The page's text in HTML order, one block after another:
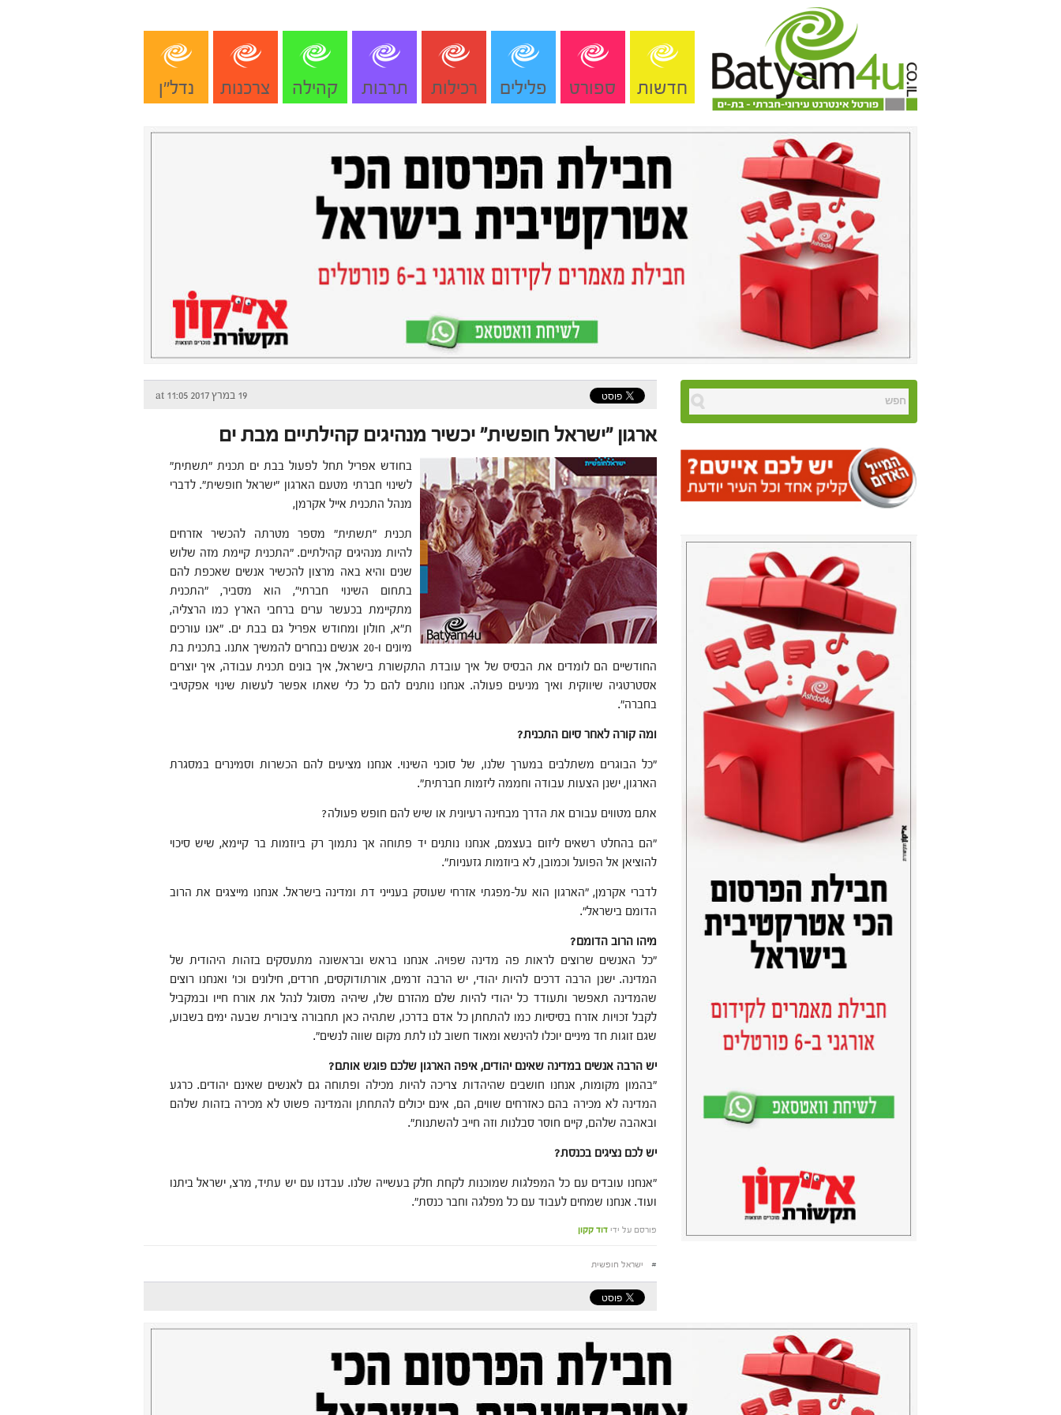
חדשות ספורט פלילים רכילות תרבות קהילה צרכנות נדל"ן
19 במרץ 2017 at 11:05
ארגון "ישראל חופשית" יכשיר מנהיגים קהילתיים מבת ים
בחודש אפריל תחל לפעול בבת ים תכנית "תשתית"
לשינוי חברתי מטעם הארגון "ישראל חופשית". לדברי
מנהל התכנית אייל אקרמן,
תכנית "תשתית" מספר מטרתה להכשיר אזרחים
להיות מנהיגים קהילתיים. "התכנית קיימת מזה שלוש
שנים והיא באה מרצון להכשיר אנשים שאכפת להם
בתחום השינוי חברתי", הוא מסביר, "התכנית
מתקיימת בכעשר ערים ברחבי הארץ כמו הרצליה,
ת"א, חולון ומחודש אפריל גם בבת ים. "אנו עורכים
מיונים ו-20 אנשים נבחרים להמשיך אתנו. בתכנית בת
החודשיים הם לומדים את הבסיס של איך עובדת התקשורת בישראל, איך בונים תכנית עבודה, איך יוצרים
אסטרטגיה שיווקית ואיך מניעים פעולה. אנחנו נותנים להם כל כלי שאתו אפשר לעשות שינוי אפקטיבי
בחברה".
ומה קורה לאחר סיום התכנית?
"כל הבוגרים משתלבים במערך שלנו, של סוכני השינוי. אנחנו מציעים להם הכשרות וסמינרים במסגרת
הארגון, ישנן הצעות עבודה וחממה ליזמות חברתית".
אתם מטווים עבורם את הדרך מבחינה רעיונית או שיש להם חופש פעולה?
"הם בהחלט רשאים ליזום בעצמם, אנחנו נותנים יד פתוחה אך נתמוך רק ביוזמות בר קיימא, שיש סיכוי
להוציאן אל הפועל וכמובן, לא ביוזמות גזעניות".
לדברי אקרמן, "הארגון הוא על-מפגתי אזרחי שעוסק בענייני דת ומדינה בישראל. אנחנו מייצגים את הרוב
הדומם בישראל".
מיהו הרוב הדומם?
"כל האנשים שרוצים לראות פה מדינה שפויה. אנחנו בראש ובראשונה מתעסקים בזהות היהודית של
המדינה. ישנן הרבה דרכים להיות יהודי, יש הרבה זרמים, אורתודוקסים, חרדים, חילונים וכו' ואנחנו רוצים
שהמדינה תאפשר ותעודד כל יהודי להיות שלם מהזרם שלו, שיהיה מסוגל לנהל את אורח חייו ובמקביל
לקבל זכויות אזרח בסיסיות כמו להתחתן כל אדם בדרכו, שתהיה כאן תחבורה ציבורית שבעה ימים בשבוע,
שגם זוגות חד מיניים יוכלו להינשא ומאוד חשוב לנו לתת מקום שווה לנשים".
יש הרבה אנשים במדינה שאינם יהודים, איפה הארגון שלכם פוגש אותם?
"בהמון מקומות, אנחנו חושבים שהיהדות צריכה להיות מכילה ופתוחה גם לאנשים שאינם יהודים. כרגע
המדינה לא מכירה בהם כאזרחים שווים, הם, אינם יכולים להתחתן והמדינה פשוט לא מכירה בזהות שלהם
ובאהבה שלהם, קיים חוסר סבלנות וזה חייב להשתנות".
יש לכם נציגים בכנסת?
"אנחנו עובדים עם כל המפלגות שמוכנות לקחת חלק בעשייה שלנו. עבדנו עם יש עתיד, מרצ, ישראל ביתנו
ועוד. אנחנו שמחים לעבוד עם כל מפלגה וחבר כנסת".
פורסם על ידי דוד קקון
# ישראל חופשית